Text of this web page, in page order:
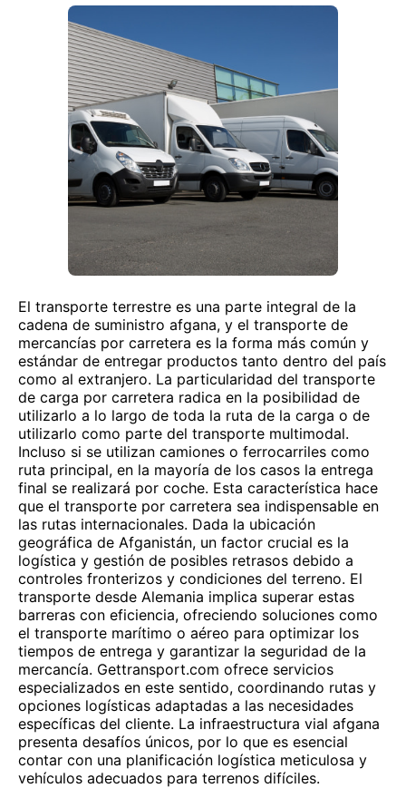
El transporte terrestre es una parte integral de la
cadena de suministro afgana, y el transporte de
mercancías por carretera es la forma más común y
estándar de entregar productos tanto dentro del país
como al extranjero. La particularidad del transporte
de carga por carretera radica en la posibilidad de
utilizarlo a lo largo de toda la ruta de la carga o de
utilizarlo como parte del transporte multimodal.
Incluso si se utilizan camiones o ferrocarriles como
ruta principal, en la mayoría de los casos la entrega
final se realizará por coche. Esta característica hace
que el transporte por carretera sea indispensable en
las rutas internacionales. Dada la ubicación
geográfica de Afganistán, un factor crucial es la
logística y gestión de posibles retrasos debido a
controles fronterizos y condiciones del terreno. El
transporte desde Alemania implica superar estas
barreras con eficiencia, ofreciendo soluciones como
el transporte marítimo o aéreo para optimizar los
tiempos de entrega y garantizar la seguridad de la
mercancía. Gettransport.com ofrece servicios
especializados en este sentido, coordinando rutas y
opciones logísticas adaptadas a las necesidades
específicas del cliente. La infraestructura vial afgana
presenta desafíos únicos, por lo que es esencial
contar con una planificación logística meticulosa y
vehículos adecuados para terrenos difíciles.